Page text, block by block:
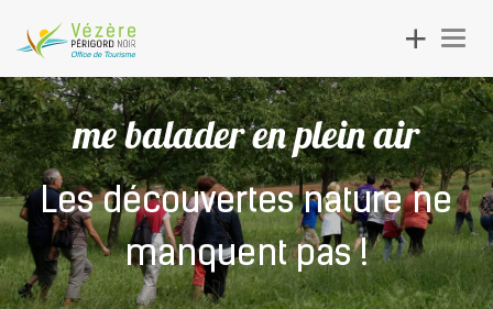
Toggle
navigation
me balader en plein air
Les découvertes nature ne
manquent pas !